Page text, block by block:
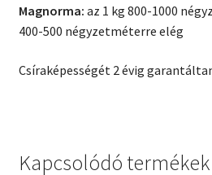
Magnorma: az 1 kg 800-1000
400-500 négyzetméterre elég
Csíraképességét 2 évig
Kapcsolódó termékek